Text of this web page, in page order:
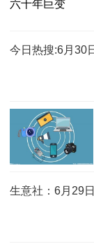
今日热搜:6月30
生意社：6月29